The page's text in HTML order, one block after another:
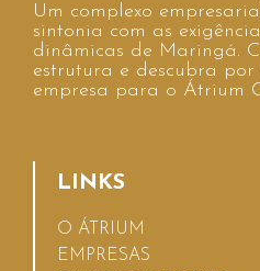
Um complexo
sintonia com as
dinâmicas de Maringá.
estrutura e descubra
empresa para o Átrium
LINKS
O ÁTRIUM
EMPRESAS